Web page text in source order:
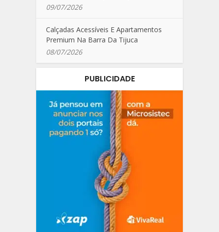
09/07/2026
Calçadas Acessíveis E Apartamentos
Premium Na Barra Da Tijuca
08/07/2026
PUBLICIDADE